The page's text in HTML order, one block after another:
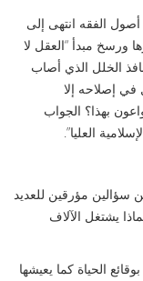
الفقه انتهى إلى
ورسخ مبدأ “العقل لا
الخلل الذي أصاب
في إصلاحه إلا
بهذا؟ الجواب
العليا”.
سؤالين مؤرقين للعديد
الحياة كما يعيشها